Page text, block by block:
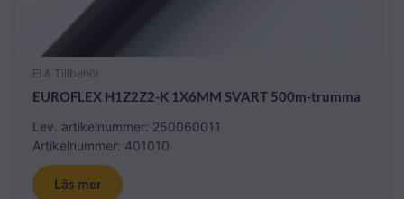
El & Tillbehör
EUROFLEX H1Z2Z2-K 1X6MM SVART 500m-trumma
Lev. artikelnummer: 250060011
Artikelnummer: 401010
Läs mer